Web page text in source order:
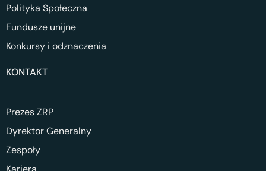
Polityka Społeczna
Fundusze unijne
Konkursy i odznaczenia
KONTAKT
Prezes ZRP
Dyrektor Generalny
Zespoły